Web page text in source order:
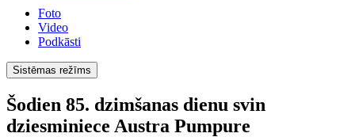
Foto
Video
Podkāsti
Sistēmas režīms
Šodien 85. dzimšanas dienu svin
dziesminiece Austra Pumpure